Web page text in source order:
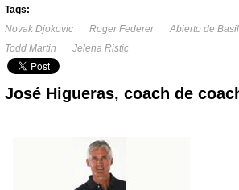
Tags:
Novak Djokovic
Roger Federer Abierto de
Todd Martin
Jelena Ristic
José Higueras, coach de